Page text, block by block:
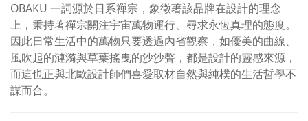
OBAKU 一詞源於日系禪宗，象徵著該品牌在設計的理念
上，秉持著禪宗關注宇宙萬物運行、尋求永恆真理的態度。
因此日常生活中的萬物只要透過內省觀察，如優美的曲線、
風吹起的漣漪與草葉搖曳的沙沙聲，都是設計的靈感來源，
而這也正與北歐設計師們喜愛取材自然與純樸的生活哲學不
謀而合。